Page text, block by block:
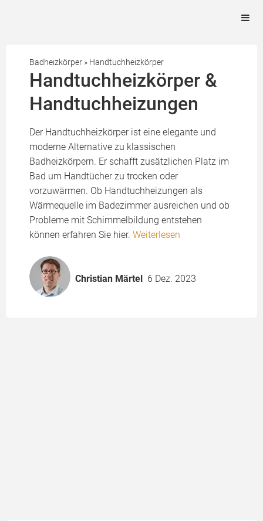
Badheizkörper » Handtuchheizkörper
Handtuchheizkörper &
Handtuchheizungen
Der Handtuchheizkörper ist eine elegante und
moderne Alternative zu klassischen
Badheizkörpern. Er schafft zusätzlichen Platz im
Bad um Handtücher zu trocken oder
vorzuwärmen. Ob Handtuchheizungen als
Wärmequelle im Badezimmer ausreichen und ob
Probleme mit Schimmelbildung entstehen
können erfahren Sie hier. Weiterlesen
Christian Märtel 6 Dez. 2023